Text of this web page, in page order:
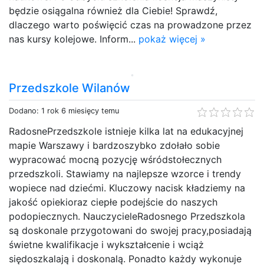
będzie osiągalna również dla Ciebie! Sprawdź,
dlaczego warto poświęcić czas na prowadzone przez
nas kursy kolejowe. Inform... pokaż więcej »
Przedszkole Wilanów
Dodano: 1 rok 6 miesięcy temu
RadosnePrzedszkole istnieje kilka lat na edukacyjnej
mapie Warszawy i bardzoszybko zdołało sobie
wypracować mocną pozycję wśródstołecznych
przedszkoli. Stawiamy na najlepsze wzorce i trendy
wopiece nad dziećmi. Kluczowy nacisk kładziemy na
jakość opiekioraz ciepłe podejście do naszych
podopiecznych. NauczycieleRadosnego Przedszkola
są doskonale przygotowani do swojej pracy,posiadają
świetne kwalifikacje i wykształcenie i wciąż
siędoszkalają i doskonalą. Ponadto każdy wykonuje